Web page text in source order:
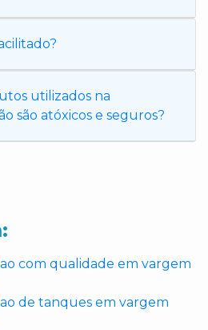
utilizados na
são atóxicos e seguros?
com qualidade em vargem
de tanques em vargem